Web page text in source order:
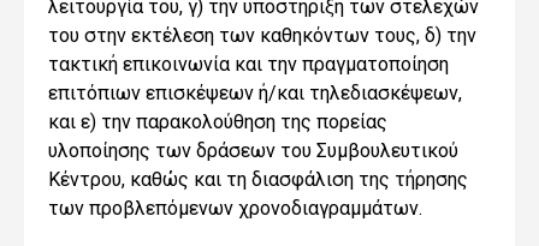
λειτουργία του, γ) την υποστήριξη των στελεχών
του στην εκτέλεση των καθηκόντων τους, δ) την
τακτική επικοινωνία και την πραγματοποίηση
επιτόπιων επισκέψεων ή/και τηλεδιασκέψεων,
και ε) την παρακολούθηση της πορείας
υλοποίησης των δράσεων του Συμβουλευτικού
Κέντρου, καθώς και τη διασφάλιση της τήρησης
των προβλεπόμενων χρονοδιαγραμμάτων.